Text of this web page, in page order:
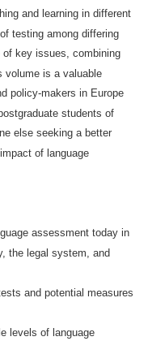
and learning in different
testing among differing
of key issues, combining
volume is a valuable
policy-makers in Europe
students of
else seeking a better
of language
assessment today in
the legal system, and
and potential measures
levels of language